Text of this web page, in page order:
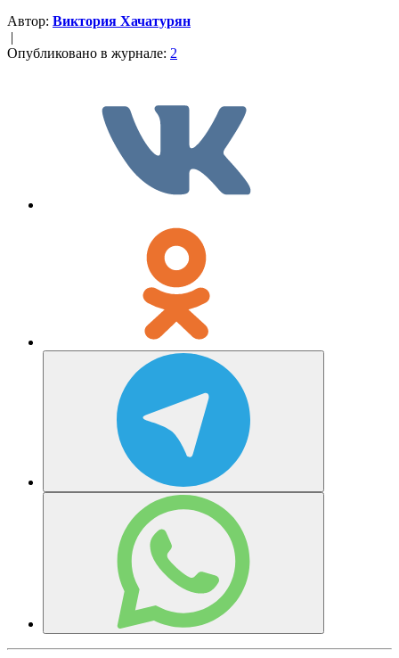
Автор: Виктория Хачатурян
|
Опубликовано в журнале: 2